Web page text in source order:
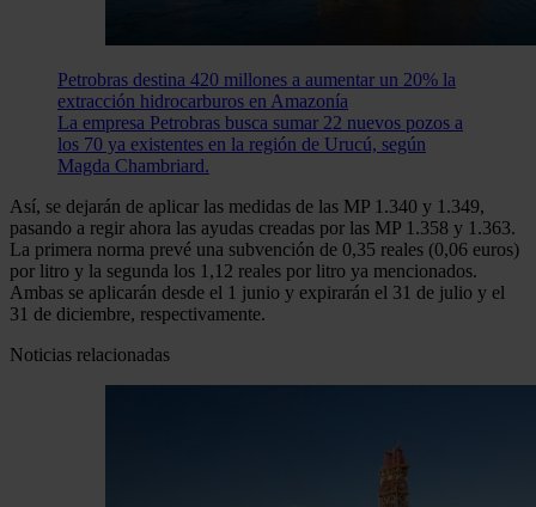
Petrobras destina 420 millones a aumentar un 20% la
extracción hidrocarburos en Amazonía
La empresa Petrobras busca sumar 22 nuevos pozos a
los 70 ya existentes en la región de Urucú, según
Magda Chambriard.
Así, se dejarán de aplicar las medidas de las MP 1.340 y 1.349,
pasando a regir ahora las ayudas creadas por las MP 1.358 y 1.363.
La primera norma prevé una subvención de 0,35 reales (0,06 euros)
por litro y la segunda los 1,12 reales por litro ya mencionados.
Ambas se aplicarán desde el 1 junio y expirarán el 31 de julio y el
31 de diciembre, respectivamente.
Noticias relacionadas